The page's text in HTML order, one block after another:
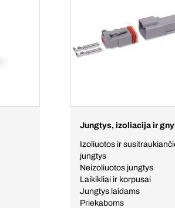
Jungtys, izoliacija ir
Izoliuotos ir
jungtys
Neizoliuotos jungtys
Laikikliai ir korpusai
Jungtys laidams
Priekaboms